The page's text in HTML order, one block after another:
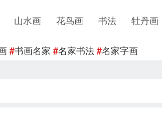
山水画 花鸟画 书法 牡丹画
#书画名家 #名家书法#名家字画